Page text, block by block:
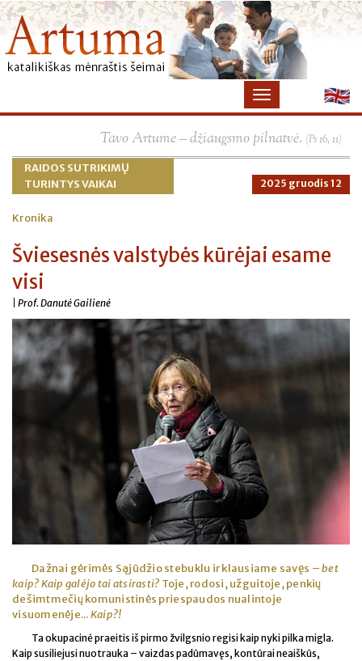
Tavo Artume – džiaugsmo pilnatvė. (Ps 16, 11)
RAIDOS SUTRIKIMŲ
TURINTYS VAIKAI
2025 gruodis 12
Kronika
Šviesesnės valstybės kūrėjai esame
visi
| Prof. Danutė Gailienė
Dažnai gėrimės Sąjūdžio stebuklu ir klausiame savęs –bet
kaip? Kaip galėjo tai atsirasti? Toje, rodosi, užguitoje, penkių
dešimtmečių komunistinės priespaudos nualintoje
visuomenėje...Kaip?!
Ta okupacinė praeitis iš pirmo žvilgsnio regisi kaip nyki pilka migla.
Kaip susiliejusi nuotrauka – vaizdas padūmavęs, kontūrai neaiškūs,
×